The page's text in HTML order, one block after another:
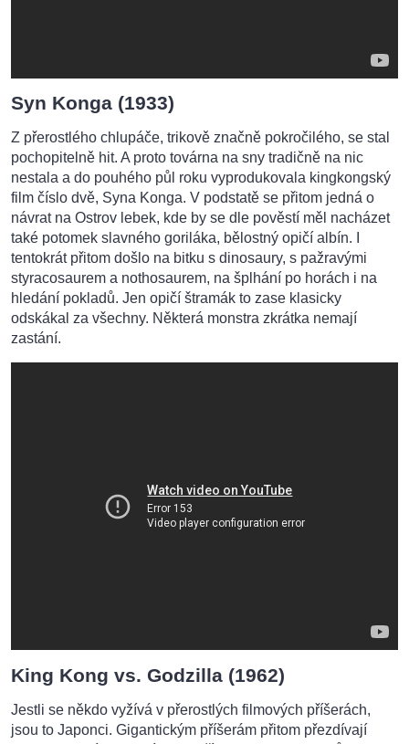
Syn Konga (1933)
Z přerostlého chlupáče, trikově značně pokročilého, se stal
pochopitelně hit. A proto továrna na sny tradičně na nic
nestala a do pouhého půl roku vyprodukovala kingkongský
film číslo dvě, Syna Konga. V podstatě se přitom jedná o
návrat na Ostrov lebek, kde by se dle pověstí měl nacházet
také potomek slavného goriláka, bělostný opičí albín. I
tentokrát přitom došlo na bitku s dinosaury, s pažravými
styracosaurem a nothosaurem, na šplhání po horách i na
hledání pokladů. Jen opičí štramák to zase klasicky
odskákal za všechny. Některá monstra zkrátka nemají
zastání.
King Kong vs. Godzilla (1962)
Jestli se někdo vyžívá v přerostlých filmových příšerách,
jsou to Japonci. Gigantickým příšerám přitom přezdívají